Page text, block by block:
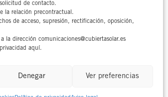
de contacto.
la relación precontractual.
de acceso, supresión, rectificación, oposición,
la dirección comunicaciones@cubiertasolar.es
aquí.
Denegar Ver preferencias
Política de privacidad
Política de cookies